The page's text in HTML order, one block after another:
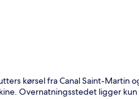
kørsel fra Canal Saint-Martin
Overnatningsstedet ligger